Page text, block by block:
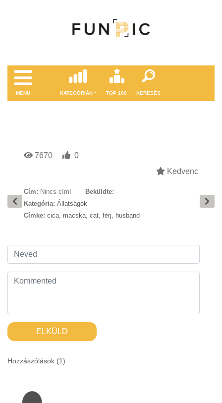
MENÜ KATEGÓRIÁK TOP 100 KERESÉS
7670
0
Kedvenc
Cím: Nincs cím! Beküldte: -
Kategória: Állatságok
Címke: cica, macska, cat, férj, husband
ELKÜLD
Hozzászólások (1)